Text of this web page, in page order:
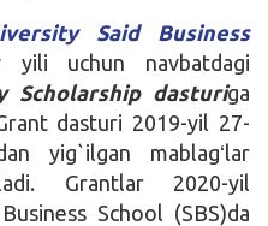
Said Business
yili uchun navbatdagi
Scholarship dasturiga
dasturi 2019-yil 27-
yig`ilgan mablagʻlar
Grantlar 2020-yil
School (SBS)da